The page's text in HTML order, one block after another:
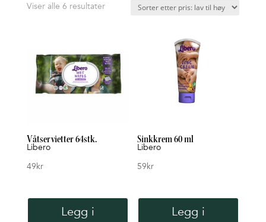
Viser alle 6 resultaterSortert
til
høy
Våtservietter 64stk.
Libero
49kr
Legg i
Sinkkrem 60 ml
Libero
59kr
Legg i